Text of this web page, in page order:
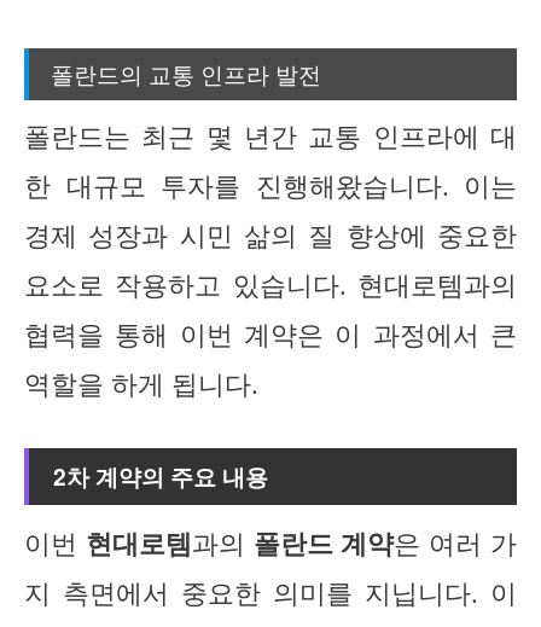
폴란드의 교통 인프라 발전
폴란드는 최근 몇 년간 교통 인프라에 대
한 대규모 투자를 진행해왔습니다. 이는
경제 성장과 시민 삶의 질 향상에 중요한
요소로 작용하고 있습니다. 현대로템과의
협력을 통해 이번 계약은 이 과정에서 큰
역할을 하게 됩니다.
2차 계약의 주요 내용
이번 현대로템과의 폴란드 계약은 여러 가
지 측면에서 중요한 의미를 지닙니다. 이